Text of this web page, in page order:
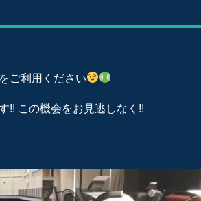
ご利用ください
!! この機会をお見逃しなく!!